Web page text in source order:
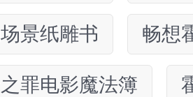
景纸雕书 畅想
罪电影魔法簿